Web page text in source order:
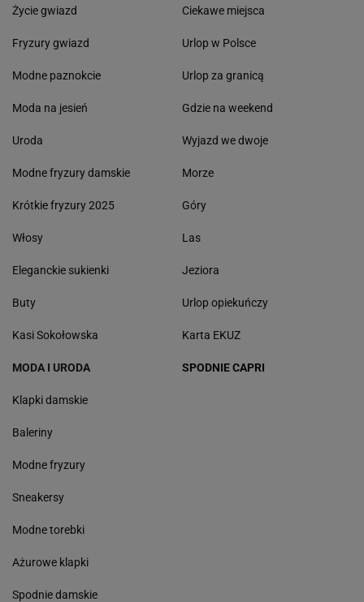
Życie gwiazd
Fryzury gwiazd
Modne paznokcie
Moda na jesień
Uroda
Modne fryzury damskie
Krótkie fryzury 2025
Włosy
Eleganckie sukienki
Buty
Kasi Sokołowska
Ciekawe miejsca
Urlop w Polsce
Urlop za granicą
Gdzie na weekend
Wyjazd we dwoje
Morze
Góry
Las
Jeziora
Urlop opiekuńczy
Karta EKUZ
MODA I URODA
Klapki damskie
Baleriny
Modne fryzury
Sneakersy
Modne torebki
Ażurowe klapki
Spodnie damskie
SPODNIE CAPRI